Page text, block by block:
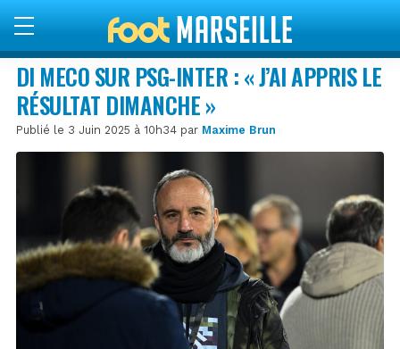
DI MECO SUR PSG-INTER : « J’AI APPRIS LE
RÉSULTAT DIMANCHE »
Publié le 3 Juin 2025 à 10h34 par Maxime Brun